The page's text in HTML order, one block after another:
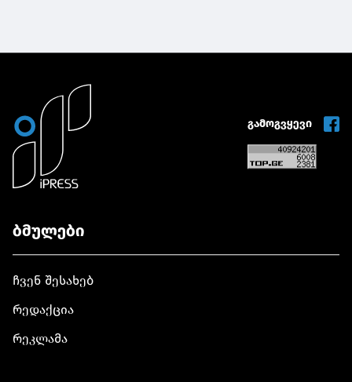
გამოთქვამს
ჯივინოსტატს
სამუშაოები
გამოგვყევი
ბმულები
ჩვენ შესახებ
რედაქცია
რეკლამა